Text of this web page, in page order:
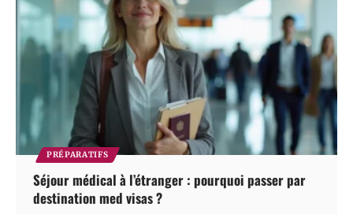
PRÉPARATIFS
Séjour médical à l’étranger : pourquoi passer par
destination med visas ?